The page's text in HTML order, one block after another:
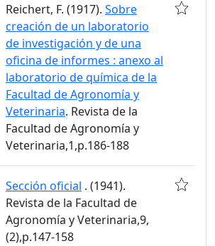
Reichert, F. (1917). Sobre
creación de un laboratorio
de investigación y de una
oficina de informes : anexo al
laboratorio de química de la
Facultad de Agronomía y
Veterinaria. Revista de la
Facultad de Agronomía y
Veterinaria,1,p.186-188
Sección oficial . (1941).
Revista de la Facultad de
Agronomía y Veterinaria,9,
(2),p.147-158